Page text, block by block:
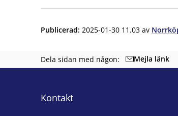
Publicerad: 2025-01-30 11.03 av
Dela sidan med någon: Mejla länk
Kontakt